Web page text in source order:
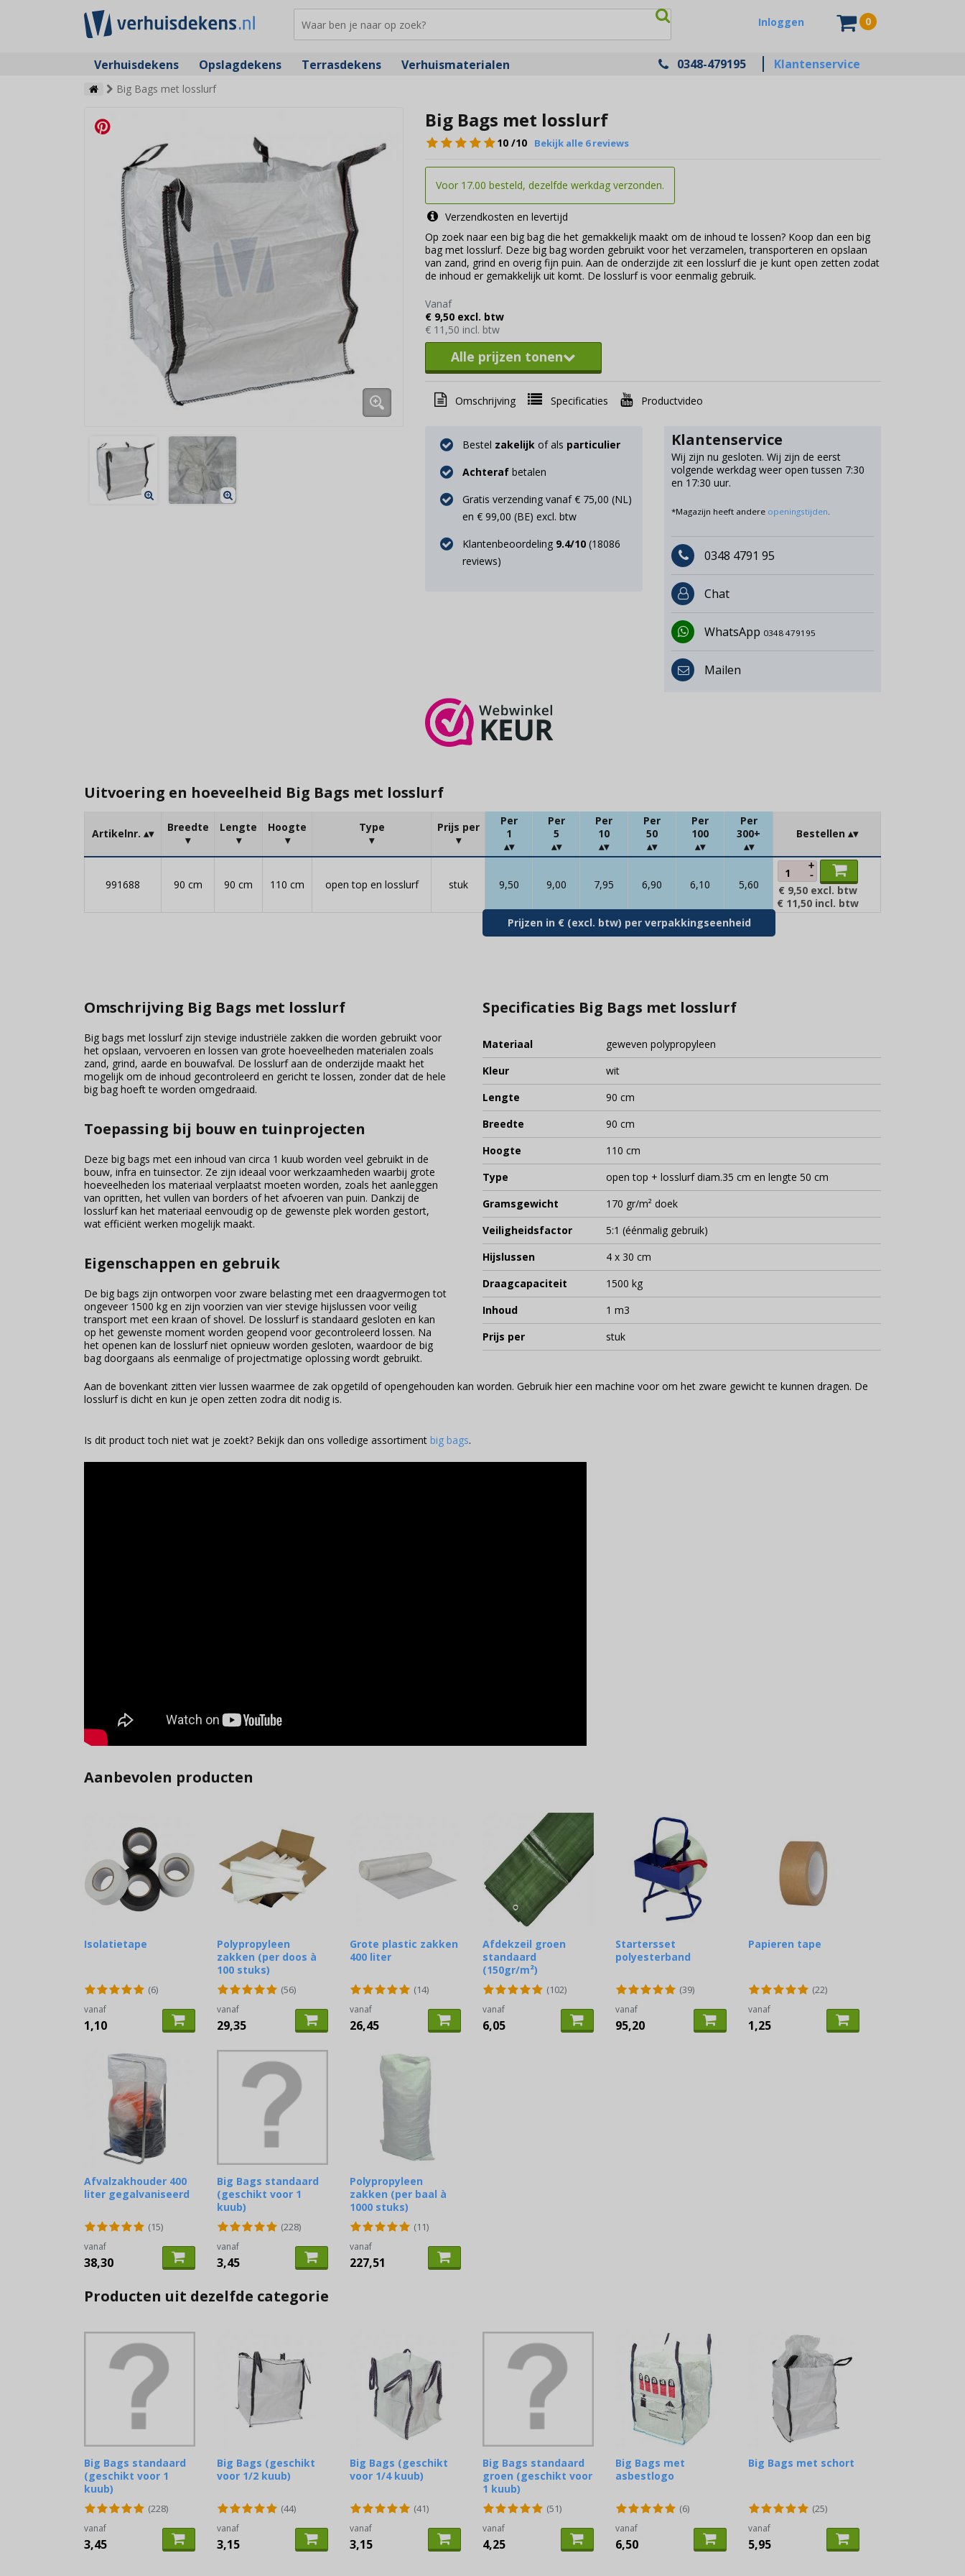
Inloggen 0
Verhuisdekens Opslagdekens Terrasdekens Verhuismaterialen 0348-479195 Klantenservice
Big Bags met losslurf
Big Bags met losslurf
10 /10 Bekijk alle 6 reviews
Voor 17.00 besteld, dezelfde werkdag verzonden.
Verzendkosten en levertijd
Op zoek naar een big bag die het gemakkelijk maakt om de inhoud te lossen? Koop dan een big
bag met losslurf. Deze big bag worden gebruikt voor het verzamelen, transporteren en opslaan
van zand, grind en overig fijn puin. Aan de onderzijde zit een losslurf die je kunt open zetten zodat
de inhoud er gemakkelijk uit komt. De losslurf is voor eenmalig gebruik.
Vanaf
€ 9,50 excl. btw
€ 11,50 incl. btw
Alle prijzen tonen
Omschrijving Specificaties Productvideo
Bestel zakelijk of als particulier
Achteraf betalen
Gratis verzending vanaf € 75,00 (NL)
en € 99,00 (BE) excl. btw
Klantenbeoordeling 9.4/10 (18086
reviews)
Klantenservice
Wij zijn nu gesloten. Wij zijn de eerst
volgende werkdag weer open tussen 7:30
en 17:30 uur.
*Magazijn heeft andere openingstijden
0348 4791 95
Chat
WhatsApp 0348 479195
Mailen
Uitvoering en hoeveelheid Big Bags met losslurf
Prijzen in € (excl. btw) per verpakkingseenheid
Artikelnr. Breedte Lengte Hoogte Type Prijs per
Per
1
Per
5
Per
10
Per
50
Per
100
Per
300+
Bestellen
991688 90 cm 90 cm 110 cm open top en losslurf stuk 9,50 9,00 7,95 6,90 6,10 5,60
+
-
€ 9,50 excl. btw
€ 11,50 incl. btw
Specificaties Big Bags met losslurf
Materiaal
geweven polypropyleen
Kleur
wit
Lengte
90 cm
Breedte
90 cm
Hoogte
110 cm
Type
open top + losslurf diam.35 cm en lengte 50 cm
Gramsgewicht
170 gr/m² doek
Veiligheidsfactor
5:1 (éénmalig gebruik)
Hijslussen
4 x 30 cm
Draagcapaciteit
1500 kg
Inhoud
1 m3
Prijs per
stuk
Omschrijving Big Bags met losslurf
Big bags met losslurf zijn stevige industriële zakken die worden gebruikt voor
het opslaan, vervoeren en lossen van grote hoeveelheden materialen zoals
zand, grind, aarde en bouwafval. De losslurf aan de onderzijde maakt het
mogelijk om de inhoud gecontroleerd en gericht te lossen, zonder dat de hele
big bag hoeft te worden omgedraaid.
Toepassing bij bouw en tuinprojecten
Deze big bags met een inhoud van circa 1 kuub worden veel gebruikt in de
bouw, infra en tuinsector. Ze zijn ideaal voor werkzaamheden waarbij grote
hoeveelheden los materiaal verplaatst moeten worden, zoals het aanleggen
van opritten, het vullen van borders of het afvoeren van puin. Dankzij de
losslurf kan het materiaal eenvoudig op de gewenste plek worden gestort,
wat efficiënt werken mogelijk maakt.
Eigenschappen en gebruik
De big bags zijn ontworpen voor zware belasting met een draagvermogen tot
ongeveer 1500 kg en zijn voorzien van vier stevige hijslussen voor veilig
transport met een kraan of shovel. De losslurf is standaard gesloten en kan
op het gewenste moment worden geopend voor gecontroleerd lossen. Na
het openen kan de losslurf niet opnieuw worden gesloten, waardoor de big
bag doorgaans als eenmalige of projectmatige oplossing wordt gebruikt.
Aan de bovenkant zitten vier lussen waarmee de zak opgetild of opengehouden kan worden. Gebruik hier een machine voor om het zware gewicht te kunnen dragen. De
losslurf is dicht en kun je open zetten zodra dit nodig is.
Is dit product toch niet wat je zoekt? Bekijk dan ons volledige assortiment big bags.
Aanbevolen producten
Isolatietape
(6)
vanaf
1,10
Polypropyleen
zakken (per doos à
100 stuks)
(56)
vanaf
29,35
Grote plastic zakken
400 liter
(14)
vanaf
26,45
Afdekzeil groen
standaard
(150gr/m²)
(102)
vanaf
6,05
Startersset
polyesterband
(39)
vanaf
95,20
Papieren tape
(22)
vanaf
1,25
Afvalzakhouder 400
liter gegalvaniseerd
(15)
vanaf
38,30
Big Bags standaard
(geschikt voor 1
kuub)
(228)
vanaf
3,45
Polypropyleen
zakken (per baal à
1000 stuks)
(11)
vanaf
227,51
Producten uit dezelfde categorie
Big Bags standaard
(geschikt voor 1
kuub)
(228)
vanaf
3,45
Big Bags (geschikt
voor 1/2 kuub)
(44)
vanaf
3,15
Big Bags (geschikt
voor 1/4 kuub)
(41)
vanaf
3,15
Big Bags standaard
groen (geschikt voor
1 kuub)
(51)
vanaf
4,25
Big Bags met
asbestlogo
(6)
vanaf
6,50
Big Bags met schort
(25)
vanaf
5,95